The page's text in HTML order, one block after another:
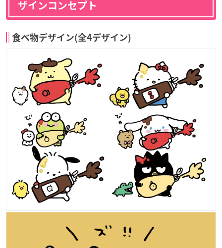
ザインコンセプト
食べ物デザイン(全4デザイン)